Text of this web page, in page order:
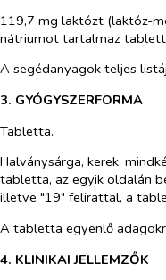
119,7 mg laktózt (laktóz-
nátriumot tartalmaz
A segédanyagok teljes
3. GYÓGYSZERFORMA
Tabletta.
Halványsárga, kerek,
tabletta, az egyik oldalán
illetve "19" felirattal, a
A tabletta egyenlő
4. KLINIKAI JELLEMZŐK